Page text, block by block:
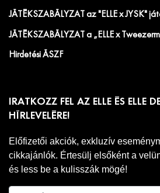
JÁTÉKSZABÁLYZAT az "ELLE x JYSK"
JÁTÉKSZABÁLYZAT a „ELLE x
Hirdetési ÁSZF
IRATKOZZ FEL AZ ELLE ÉS ELLE
HÍRLEVELÉRE!
Előfizetői akciók, exkluzív
cikkajánlók. Értesülj elsőként a
és less be a kulisszák mögé!